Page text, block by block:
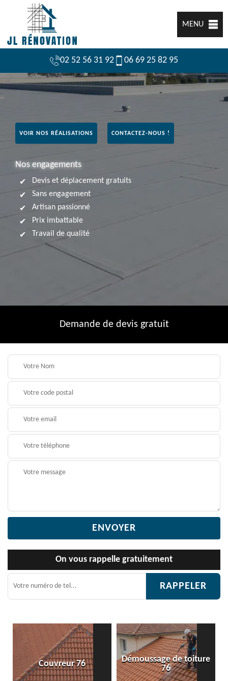
MENU
02 52 56 31 92 06 69 25 82 95
VOIR NOS RÉALISATIONS CONTACTEZ-NOUS !
Nos engagements
Devis et déplacement gratuits
Sans engagement
Artisan passionné
Prix imbattable
Travail de qualité
Demande de devis gratuit
On vous rappelle gratuitement
Couvreur 76
Démoussage de toiture
76